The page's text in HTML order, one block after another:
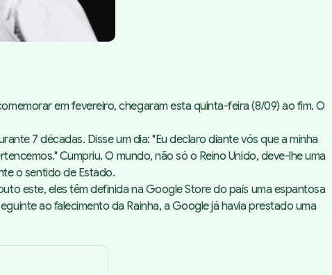
em fevereiro, chegaram esta quinta-feira (8/09) ao fim. O
7 décadas. Disse um dia:"Eu declaro diante vós que a minha
Cumpriu. O mundo, não só o Reino Unido, deve-lhe uma
o sentido de Estado.
este, eles têm definida na Google Store do país uma espantosa
ao falecimento da Rainha, a Google já havia prestado uma